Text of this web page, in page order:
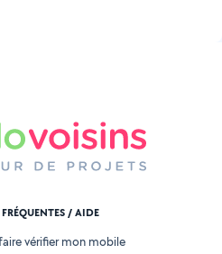
/ AIDE
vérifier mon mobile